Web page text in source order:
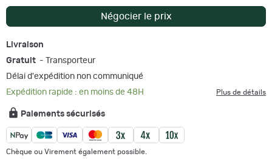
Négocier le prix
Livraison
Gratuit - Transporteur
Délai d'expédition non communiqué
Expédition rapide : en moins de 48H
Plus de détails
Paiements sécurisés
Chèque ou Virement également possible.